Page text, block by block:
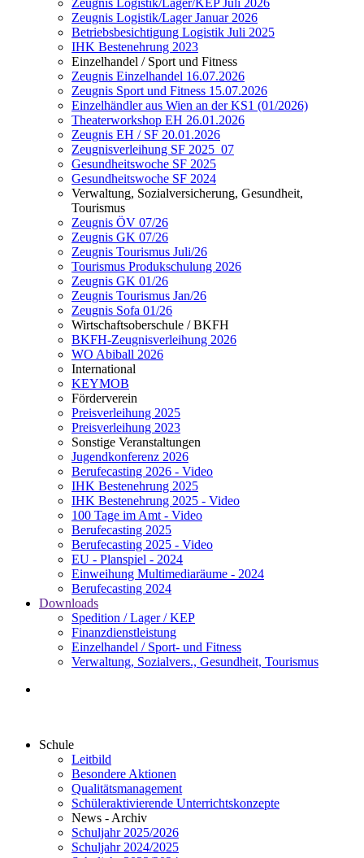
Zeugnis Logistik/Lager/KEP Juli 2026
Zeugnis Logistik/Lager Januar 2026
Betriebsbesichtigung Logistik Juli 2025
IHK Bestenehrung 2023
Einzelhandel / Sport und Fitness
Zeugnis Einzelhandel 16.07.2026
Zeugnis Sport und Fitness 15.07.2026
Einzelhändler aus Wien an der KS1 (01/2026)
Theaterworkshop EH 26.01.2026
Zeugnis EH / SF 20.01.2026
Zeugnisverleihung SF 2025_07
Gesundheitswoche SF 2025
Gesundheitswoche SF 2024
Verwaltung, Sozialversicherung, Gesundheit,
Tourismus
Zeugnis ÖV 07/26
Zeugnis GK 07/26
Zeugnis Tourismus Juli/26
Tourismus Produkschulung 2026
Zeugnis GK 01/26
Zeugnis Tourismus Jan/26
Zeugnis Sofa 01/26
Wirtschaftsoberschule / BKFH
BKFH-Zeugnisverleihung 2026
WO Abiball 2026
International
KEYMOB
Förderverein
Preisverleihung 2025
Preisverleihung 2023
Sonstige Veranstaltungen
Jugendkonferenz 2026
Berufecasting 2026 - Video
IHK Bestenehrung 2025
IHK Bestenehrung 2025 - Video
100 Tage im Amt - Video
Berufecasting 2025
Berufecasting 2025 - Video
EU - Planspiel - 2024
Einweihung Multimediaräume - 2024
Berufecasting 2024
Downloads
Spedition / Lager / KEP
Finanzdienstleistung
Einzelhandel / Sport- und Fitness
Verwaltung, Sozialvers., Gesundheit, Tourismus
Schule
Leitbild
Besondere Aktionen
Qualitätsmanagement
Schüleraktivierende Unterrichtskonzepte
News - Archiv
Schuljahr 2025/2026
Schuljahr 2024/2025